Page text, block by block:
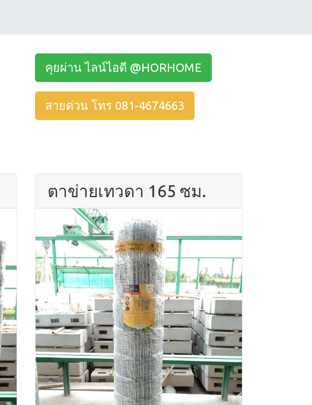
คุยผ่าน ไลน์ไอดี @HORHOME
สายด่วน โทร 081-4674663
ตาข่ายเทวดา 165 ซม.